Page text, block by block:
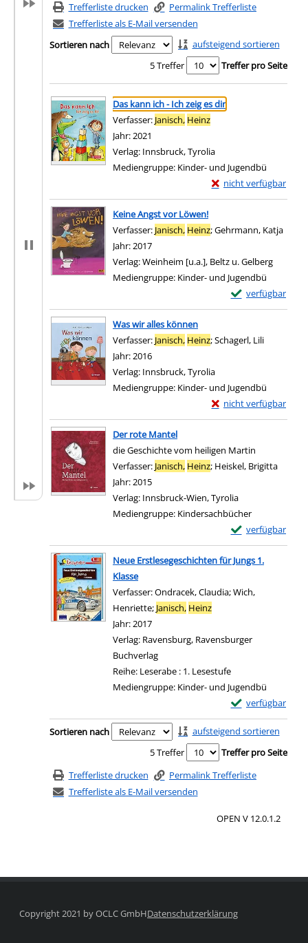
Trefferliste drucken
Permalink Trefferliste
Trefferliste als E-Mail versenden
Sortieren nach
aufsteigend sortieren
5 Treffer
Treffer pro Seite
Suchergebnis
Zu den Suchfiltern springen
Das kann ich - Ich zeig es dir
Verfasser: Janisch, Heinz
Jahr:2021
Verlag: Innsbruck, Tyrolia
Mediengruppe: Kinder- und Jugendbü
nicht verfügbar
Exemplar-Details von
Zum Download von
Keine Angst vor Löwen!
Verfasser: Janisch, Heinz;Gehrmann, Katja
Jahr:2017
Verlag:Weinheim [u.a.], Beltz u. Gelberg
Mediengruppe: Kinder- und Jugendbü
verfügbar
Exemplar-Details
Zum Download
Was wir alles können
Verfasser: Janisch, Heinz;Schagerl, Lili
Jahr:2016
Verlag: Innsbruck, Tyrolia
Mediengruppe: Kinder- und Jugendbü
nicht verfügbar
Exemplar-Details von
Zum Download von
Der rote Mantel
die Geschichte vom heiligen Martin
Verfasser: Janisch, Heinz; Heiskel, Brigitta
Jahr:2015
Verlag: Innsbruck-Wien, Tyrolia
Mediengruppe: Kindersachbücher
verfügbar
Exemplar-
Zum Download
Neue Erstlesegeschichten für Jungs 1.
Klasse
Verfasser:Ondracek, Claudia;Wich,
Henriette; Janisch, Heinz
Jahr:2017
Verlag: Ravensburg, Ravensburger
Buchverlag
Reihe: Leserabe : 1. Lesestufe
Mediengruppe: Kinder- und Jugendbü
verfügbar
Exemplar-Details
Zum Download
Zu den Suchfiltern springen
Sortieren nach
aufsteigend sortieren
5 Treffer
Treffer pro Seite
Trefferliste drucken
Permalink Trefferliste
Trefferliste als E-Mail versenden
OPEN V 12.0.1.2
Copyright 2021 by OCLC GmbHDatenschutzerklärung